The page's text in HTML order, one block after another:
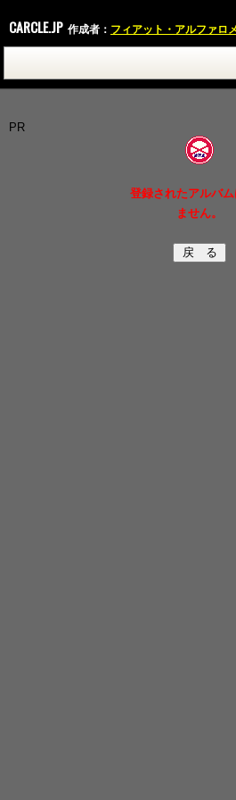
CARCLE.JP 作成者： フィアット・アルファロメオ
PR
登録されたアルバム
ません。